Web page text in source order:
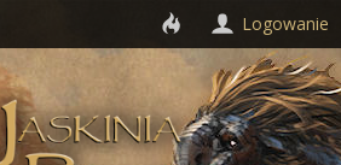
Logowanie